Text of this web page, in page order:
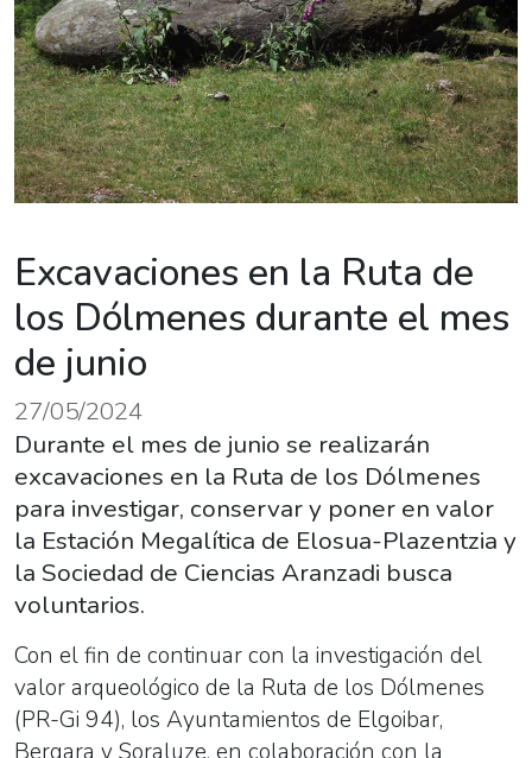
Excavaciones en la Ruta de
los Dólmenes durante el mes
de junio
27/05/2024
Durante el mes de junio se realizarán
excavaciones en la Ruta de los Dólmenes
para investigar, conservar y poner en valor
la Estación Megalítica de Elosua-Plazentzia y
la Sociedad de Ciencias Aranzadi busca
voluntarios.
Con el fin de continuar con la investigación del
valor arqueológico de la Ruta de los Dólmenes
(PR-Gi 94), los Ayuntamientos de Elgoibar,